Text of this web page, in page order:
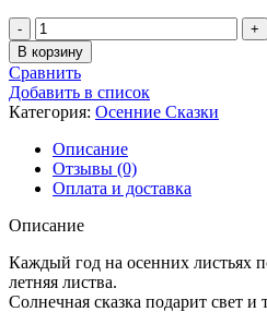
Количество
товара
Осенняя
Сказка
-
127
В корзину
Сравнить
Добавить в список
Категория: Осенние Сказки
Описание
Отзывы (0)
Оплата и доставка
Описание
Каждый год на осенних листьях
летняя листва.
Солнечная сказка подарит свет и